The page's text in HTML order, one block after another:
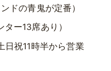
ドの青鬼が定番）
ター13席あり）
日祝11時半から営業